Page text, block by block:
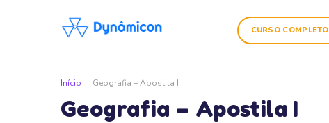
CURSO COMPLETO
Início Geografia – Apostila I
Geografia – Apostila I